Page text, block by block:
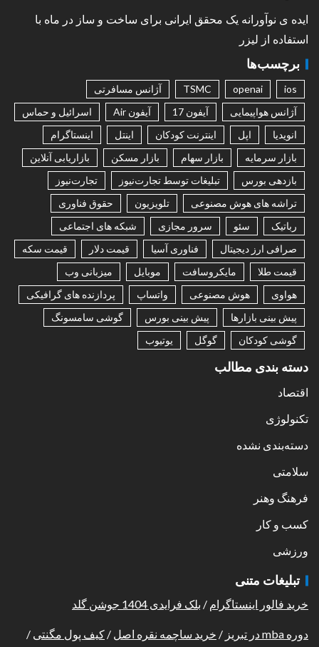
ایده ی نوآورانه یک محقق ایرانی برای ساخت و ساز در ماه با
استفاده از لیزر
برچسب‌ها
ios
openai
TSMC
آژانس مسافرتی
آژانس هواپیمایی
آیفون 17 آیفون Air
اسرائیل و حماس
انویدیا
اپل اینترنت کودکان اینتل
اینستاگرام
بازار سرمایه
بازار سهام بازار مسکن
بازاریابی آنلاین
بازدهی بورس
تبلیغات توسط تجارت‌نیوز
تجارت‌نیوز
تراشه های هوش مصنوعی
تلویزیون
حقوق فناوری
رباتیک
سئو سرور مجازی
شبکه های اجتماعی
صرافی ارز دیجیتال
فناوری آسیا قیمت دلار
قیمت سکه
قیمت طلا
مایکروسافت موبایل
میزبانی وب
هواوی
هوش مصنوعی واتساپ
پردازنده های گرافیکی
پیش بینی بازارها
پیش بینی بورس
گوشی سامسونگ
گوشی کودکان
گوگل یوتیوب
دسته بندی مطالب
اقتصاد
تکنولوژی
دسته‌بندی نشده
سلامتی
فرهنگ وهنر
کسب و کار
ورزشی
تبلیغات متنی
خرید فالور اینستاگرام / بلک فرایدی 1404 جوشن گلد
دوره mba در تبریز / خرید ساچمه نقره اصل / کیف پول مگنتی /